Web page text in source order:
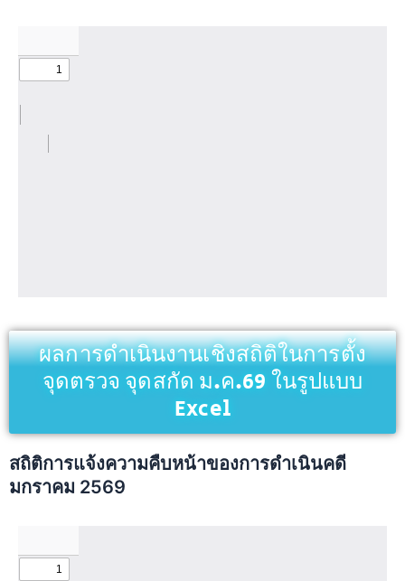
ผลการดำเนินงานเชิงสถิติในการตั้ง
จุดตรวจ จุดสกัด ม.ค.69 ในรูปแบบ
Excel
สถิติการแจ้งความคืบหน้าของการดำเนินคดี
มกราคม 2569